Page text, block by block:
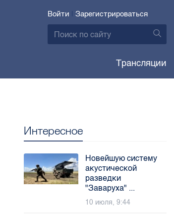
Войти | Зарегистрироваться
Трансляции
Интересное
Новейшую систему
акустической
разведки
"Заваруха" ...
10 июля, 9:44